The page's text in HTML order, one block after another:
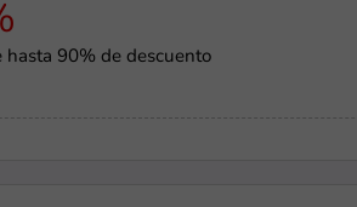
hasta 90% de descuento